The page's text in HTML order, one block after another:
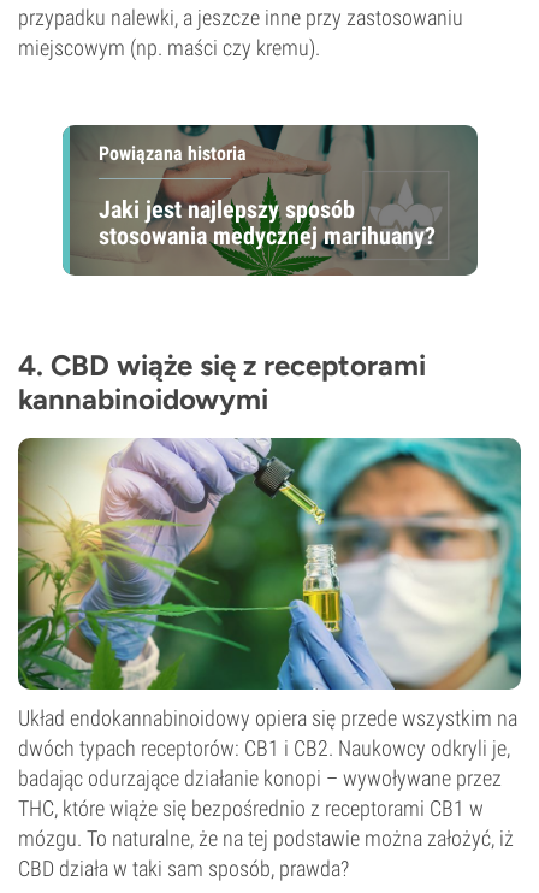
przypadku nalewki, a jeszcze inne przy zastosowaniu
miejscowym (np. maści czy kremu).
Powiązana historia
Jaki jest najlepszy sposób
stosowania medycznej marihuany?
4. CBD wiąże się z receptorami
kannabinoidowymi
Układ endokannabinoidowy opiera się przede wszystkim na
dwóch typach receptorów: CB1 i CB2. Naukowcy odkryli je,
badając odurzające działanie konopi – wywoływane przez
THC, które wiąże się bezpośrednio z receptorami CB1 w
mózgu. To naturalne, że na tej podstawie można założyć, iż
CBD działa w taki sam sposób, prawda?